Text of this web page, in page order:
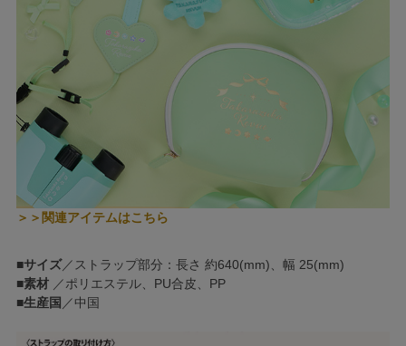
＞＞関連アイテムはこちら
■サイズ／ストラップ部分：長さ 約640(mm)、幅 25(mm)
■素材／ポリエステル、PU合皮、PP
■生産国 ／中国